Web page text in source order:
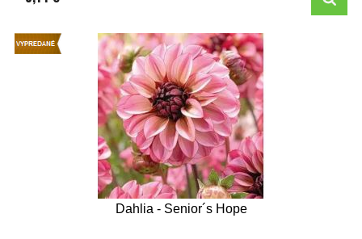
Dahlia - Senior´s Hope